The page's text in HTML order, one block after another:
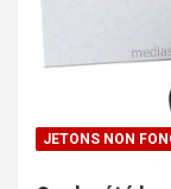
JETONS NON